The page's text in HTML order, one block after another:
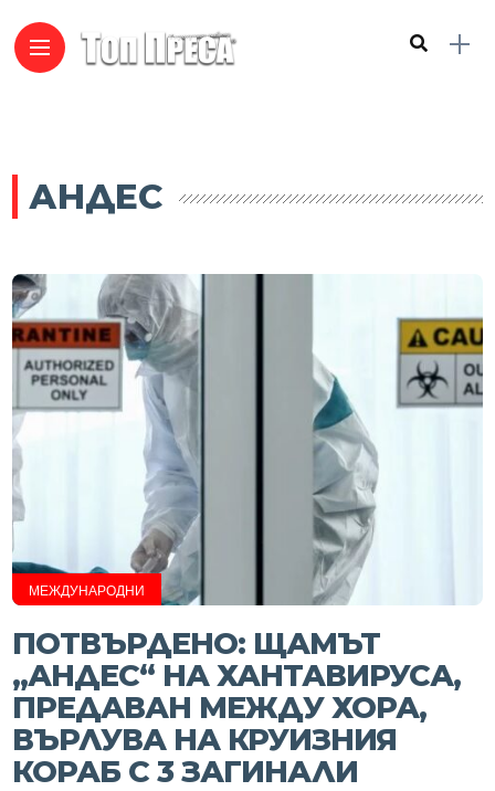
АНДЕС
МЕЖДУНАРОДНИ
ПОТВЪРДЕНО: ЩАМЪТ
„АНДЕС“ НА ХАНТАВИРУСА,
ПРЕДАВАН МЕЖДУ ХОРА,
ВЪРЛУВА НА КРУИЗНИЯ
КОРАБ С 3 ЗАГИНАЛИ